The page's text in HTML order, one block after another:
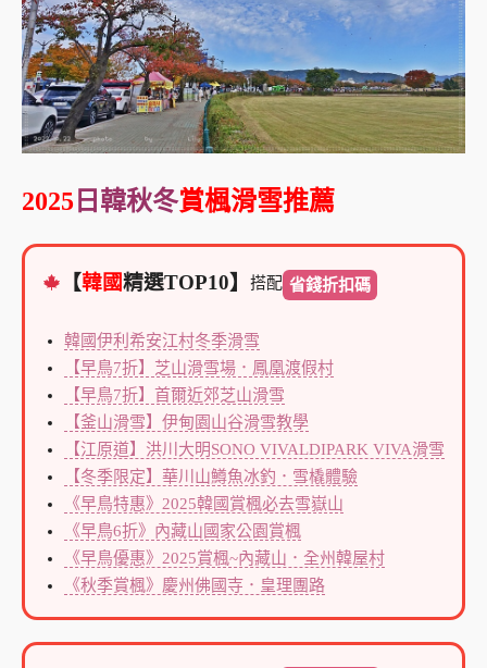
2025 日韓秋冬賞楓滑雪推薦
【韓國精選TOP10】 搭配 省錢折扣碼
韓國伊利希安江村冬季滑雪
【早鳥7折】芝山滑雪場．鳳凰渡假村
【早鳥7折】首爾近郊芝山滑雪
【釜山滑雪】伊甸園山谷滑雪教學
【江原道】洪川大明SONO VIVALDIPARK VIVA滑雪
【冬季限定】華川山鱒魚冰釣．雪橇體驗
《早鳥特惠》2025韓國賞楓必去雪嶽山
《早鳥6折》內藏山國家公園賞楓
《早鳥優惠》2025賞楓~內藏山．全州韓屋村
《秋季賞楓》慶州佛國寺．皇理團路